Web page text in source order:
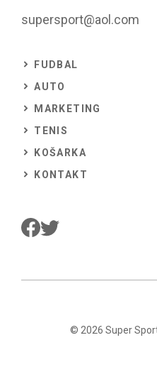
supersport@aol.com
FUDBAL
AUTO
MARKETING
TENIS
KOŠARKA
KONTAKT
© 2026 Super